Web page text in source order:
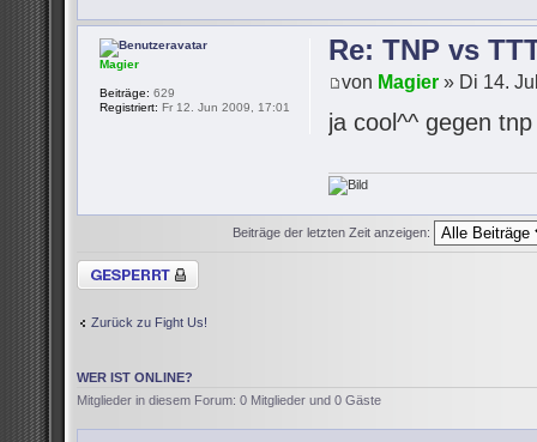
Re: TNP vs
von Magier » Di 14.
ja cool^^ gegen
Magier
Beiträge: 629
Registriert: Fr 12. Jun 2009, 17:01
Beiträge der letzten Zeit anzeigen:
Thema gesperrt
Zurück zu Fight Us!
WER IST ONLINE?
Mitglieder in diesem Forum: 0 Mitglieder und 0 Gäste